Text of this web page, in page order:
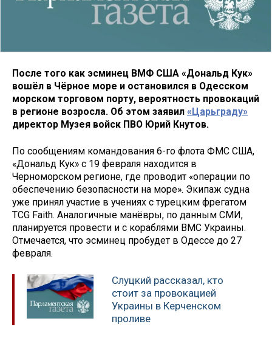
После того как эсминец ВМФ США «Дональд Кук»
вошёл в Чёрное море и остановился в Одесском
морском торговом порту, вероятность провокаций
в регионе возросла. Об этом заявил «Царьграду»
директор Музея войск ПВО Юрий Кнутов.
По сообщениям командования 6-го флота ФМС США,
«Дональд Кук» с 19 февраля находится в
Черноморском регионе, где проводит «операции по
обеспечению безопасности на море». Экипаж судна
уже принял участие в учениях с турецким фрегатом
TCG Faith. Аналогичные манёвры, по данным СМИ,
планируется провести и с кораблями ВМС Украины.
Отмечается, что эсминец пробудет в Одессе до 27
февраля.
Слуцкий рассказал, кто
стоит за провокацией
Украины в Керченском
проливе